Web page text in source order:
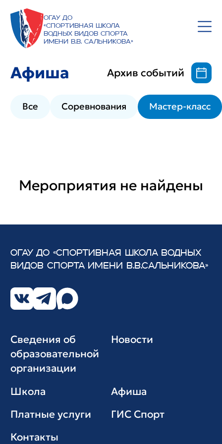
ОГАУ ДО
«Спортивная школа
водных видов спорта
имени В.В. Сальникова»
Афиша Архив событий
Все Соревнования Мастер-класс
Мероприятия не найдены
ОГАУ ДО «СПОРТИВНАЯ ШКОЛА ВОДНЫХ
ВИДОВ СПОРТА ИМЕНИ В.В.САЛЬНИКОВА»
Сведения об
образовательной
организации
Новости
Школа
Афиша
Платные услуги
ГИС Cпорт
Контакты